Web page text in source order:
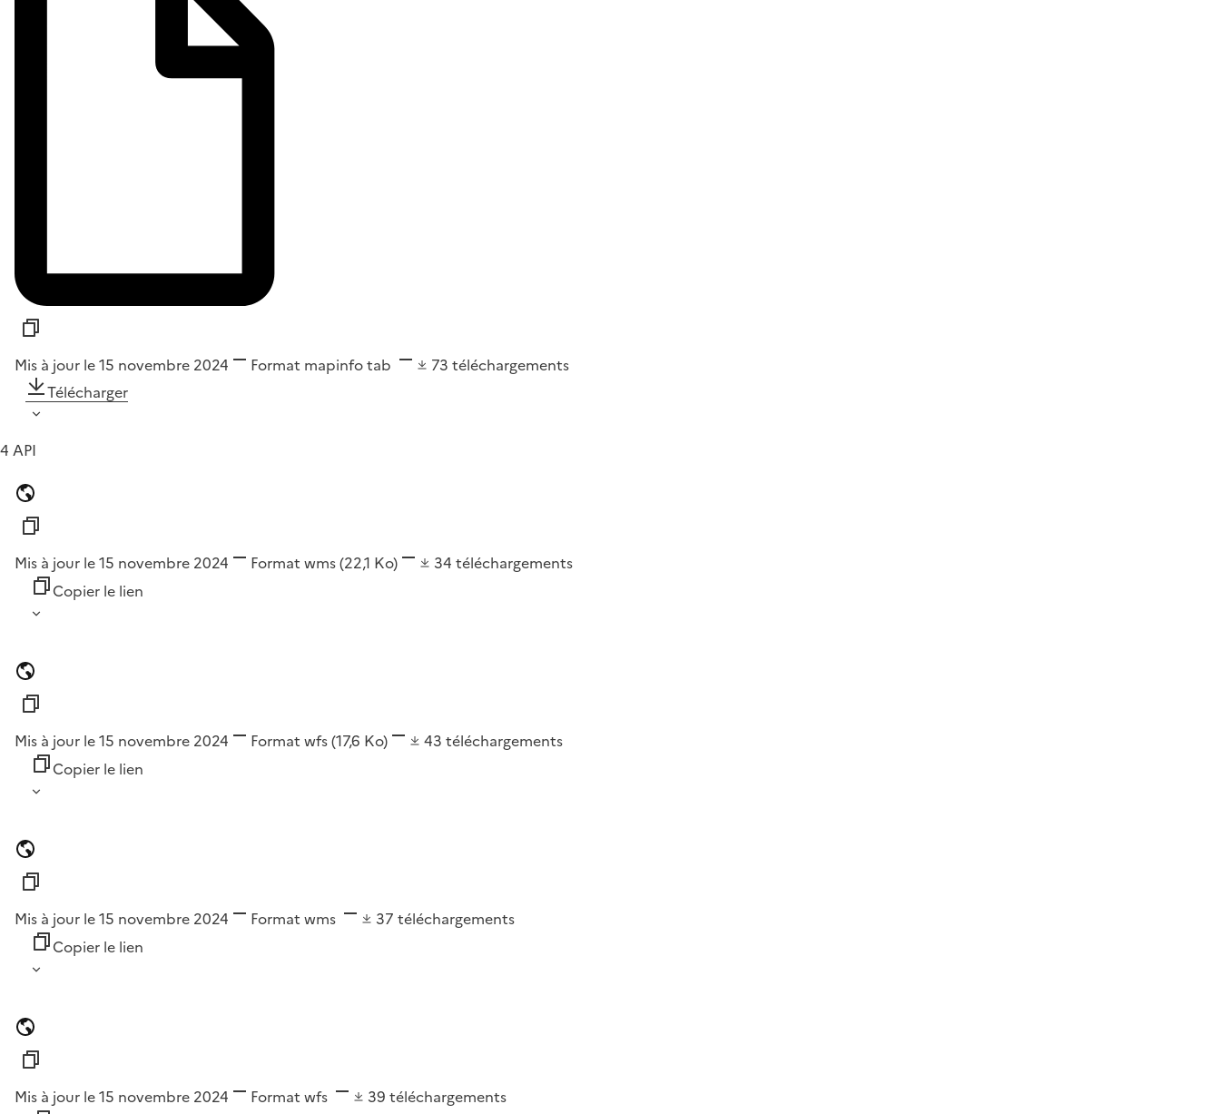
Mis à jour le 15 novembre 2024 Format mapinfo tab 73 téléchargements
Télécharger
4 API
Mis à jour le 15 novembre 2024 Format wms(22,1 Ko) 34 téléchargements
Copier le lien
Mis à jour le 15 novembre 2024 Format wfs(17,6 Ko) 43 téléchargements
Copier le lien
Mis à jour le 15 novembre 2024 Format wms 37 téléchargements
Copier le lien
Mis à jour le 15 novembre 2024 Format wfs 39 téléchargements